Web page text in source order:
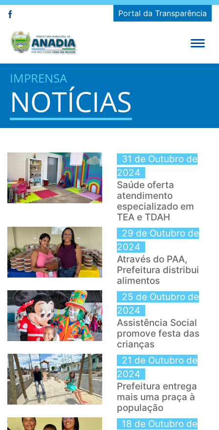
Portal da Transparência
IMPRENSA
NOTÍCIAS
31 de Outubro de
2024
Saúde oferta
atendimento
especializado em
TEA e TDAH
29 de Outubro de
2024
Através do PAA,
Prefeitura distribui
alimentos
25 de Outubro de
2024
Assistência Social
promove festa das
crianças
21 de Outubro de
2024
Prefeitura entrega
mais uma praça à
população
18 de Outubro de